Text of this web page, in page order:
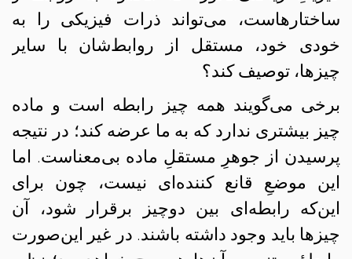
ساختارهاست، می‌تواند ذرات فیزیکی را به
خودی خود، مستقل از روابط‌شان با سایر
چیزها، توصیف کند؟
برخی می‌گویند همه چیز رابطه است و ماده
چیز بیشتری ندارد که به ما عرضه کند؛ در نتیجه
پرسیدن از جوهرِ مستقلِ ماده بی‌معناست. اما
این موضعِ قانع کننده‌ای نیست، چون برای
این‌که رابطه‌ای بین دوچیز برقرار شود، آن‌
چیزها باید وجود داشته باشند. در غیر این‌صورت